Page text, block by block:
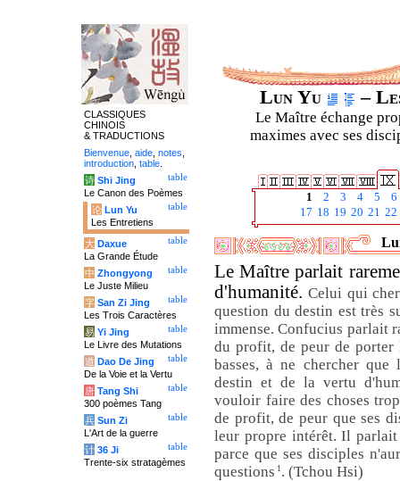
Lun Yu –
Le Maître échange
maximes avec ses
1 2 3 4 5
6
17 18 19 20 21 22
Le Maître parlait
d'humanité.Celui qui
question du destin est très
immense. Confucius parlait
du profit, de peur de porter
basses, à ne chercher
destin et de la vertu
vouloir faire des choses
de profit, de peur que ses
leur propre intérêt. Il
parce que ses disciples
questions 1 . (Tchou Hsi)
CLASSIQUES
CHINOIS
& TRADUCTIONS
Bienvenue aide notes
introduction table
table
诗 Shi Jing
Le Canon des Poèmes
table
论 Lun Yu
Les Entretiens
table
大 Daxue
La Grande Étude
table
中 Zhongyong
Le Juste Milieu
table
字 San Zi Jing
Les Trois Caractères
table
易 Yi Jing
Le Livre des Mutations
table
道 Dao De Jing
De la Voie et la Vertu
table
唐 Tang Shi
300 poèmes Tang
table
兵 Sun Zi
L'Art de la guerre
table
计 36 Ji
Trente-six stratagèmes